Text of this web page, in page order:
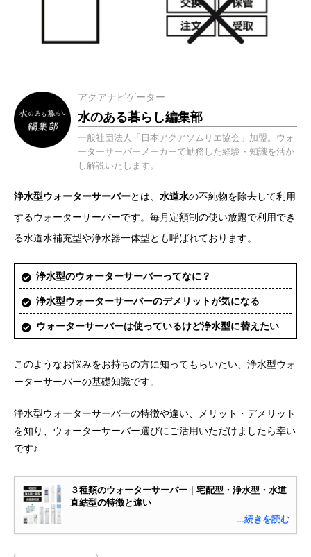
アクアナビゲーター
水のある暮らし編集部
一般社団法人「日本アクアソムリエ協会」加盟。ウォ
ーターサーバーメーカーで勤務した経験・知識を活か
し解説いたします。
浄水型ウォーターサーバーとは、 水道水の不純物を除去して利用
するウォーターサーバーです。毎月定額制の使い放題で利用でき
る水道水補充型や浄水器一体型とも呼ばれております。
浄水型のウォーターサーバーってなに？
浄水型ウォーターサーバーのデメリットが気になる
ウォーターサーバーは使っているけど浄水型に替えたい
このようなお悩みをお持ちの方に知ってもらいたい、浄水型ウォ
ーターサーバーの基礎知識です。
浄水型ウォーターサーバーの特徴や違い、メリット・デメリット
を知り、ウォーターサーバー選びにご活用いただけましたら幸い
です♪
３種類のウォーターサーバー｜宅配型・浄水型・水道
直結型の特徴と違い
…続きを読む